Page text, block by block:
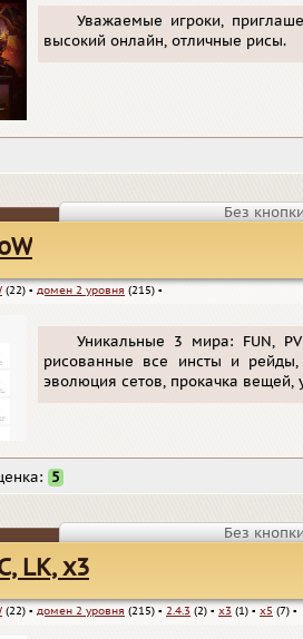
Уважаемые игроки,
высокий онлайн, отличные рисы.
Без
(22) ▪ домен 2 уровня (215) ▪
Уникальные 3 мира: FUN,
рисованные все инсты и
эволюция сетов, прокачка вещей,
5
Без
LK, х3
(22) ▪ домен 2 уровня (215) ▪ 2.4.3 (2) ▪ x3 (1) ▪ x5 (7) ▪